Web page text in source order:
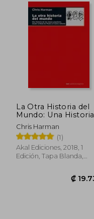
La Otra Historia del
Mundo: Una Historia
de las Clases
Populares Desde la
Edad de Piedra al
Nuevo Milenio
Chris Harman
(1)
Akal Ediciones, 2018, 1
Edición, Tapa Blanda,